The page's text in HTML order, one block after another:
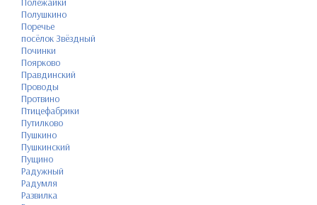
Полушкино
Поречье
посёлок Звёздный
Починки
Поярково
Правдинский
Проводы
Протвино
Птицефабрики
Путилково
Пушкино
Пушкинский
Пущино
Радужный
Радумля
Развилка